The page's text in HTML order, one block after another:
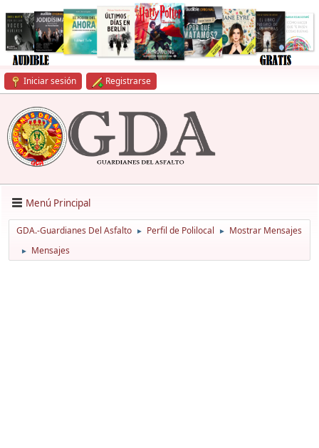
Iniciar sesión Registrarse
Menú Principal
GDA.-Guardianes Del Asfalto ► Perfil de Polilocal ► Mostrar Mensajes
► Mensajes